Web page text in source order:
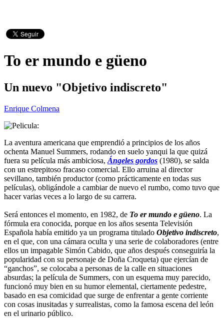
To er mundo e güeno
Un nuevo "Objetivo indiscreto"
Enrique Colmena
La aventura americana que emprendió a principios de los años
ochenta Manuel Summers, rodando en suelo yanqui la que quizá
fuera su película más ambiciosa, Ángeles gordos (1980), se salda
con un estrepitoso fracaso comercial. Ello arruina al director
sevillano, también productor (como prácticamente en todas sus
películas), obligándole a cambiar de nuevo el rumbo, como tuvo que
hacer varias veces a lo largo de su carrera.
Será entonces el momento, en 1982, de To er mundo e güeno. La
fórmula era conocida, porque en los años sesenta Televisión
Española había emitido ya un programa titulado Objetivo indiscreto,
en el que, con una cámara oculta y una serie de colaboradores (entre
ellos un impagable Simón Cabido, que años después conseguiría la
popularidad con su personaje de Doña Croqueta) que ejercían de
“ganchos”, se colocaba a personas de la calle en situaciones
absurdas; la película de Summers, con un esquema muy parecido,
funcionó muy bien en su humor elemental, ciertamente pedestre,
basado en esa comicidad que surge de enfrentar a gente corriente
con cosas inusitadas y surrealistas, como la famosa escena del león
en el urinario público.